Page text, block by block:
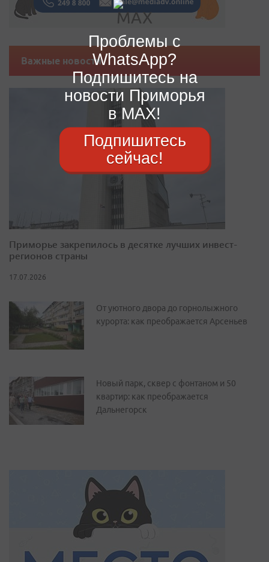
Важные новости
Приморье закрепилось в десятке лучших инвест-
регионов страны
17.07.2026
От уютного двора до горнолыжного
курорта: как преображается Арсеньев
Новый парк, сквер с фонтаном и 50
квартир: как преображается
Дальнегорск
Проблемы с
WhatsApp?
Подпишитесь на
новости Приморья
в MAX!
Подпишитесь
сейчас!